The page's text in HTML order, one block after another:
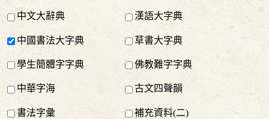
中文大辭典 漢語大字典
中國書法大字典 草書大字典
學生簡體字字典 佛教難字字典
中華字海 古文四聲韻
書法字彙 補充資料(二)